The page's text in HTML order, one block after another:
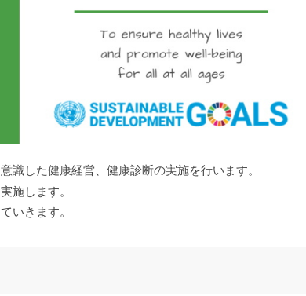
識した健康経営、健康診断の実施を行います。
施します。
いきます。